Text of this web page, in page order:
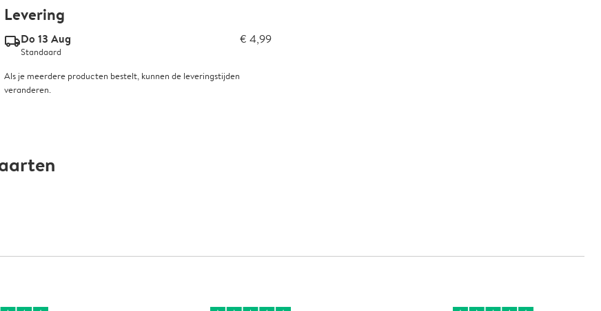
Levering
delivery_standard_v2Do 13 Aug € 4,99
Standaard
Als je meerdere producten bestelt, kunnen de leveringstijden
veranderen.